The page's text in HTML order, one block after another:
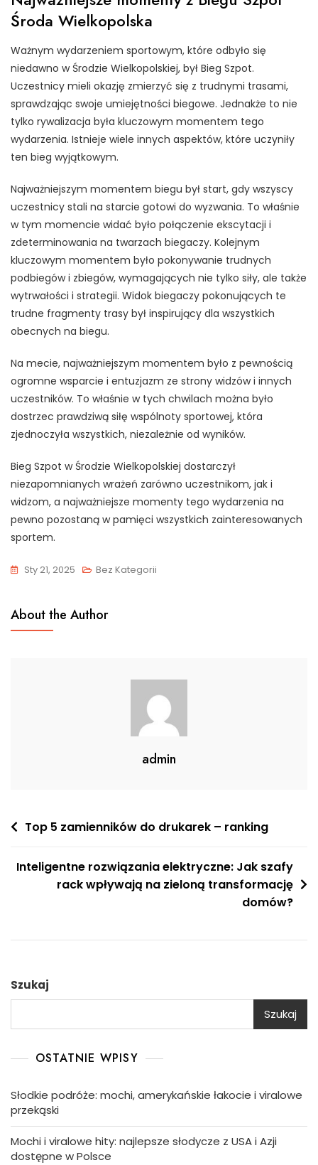
Środa Wielkopolska
Ważnym wydarzeniem sportowym, które odbyło się
niedawno w Środzie Wielkopolskiej, był Bieg Szpot.
Uczestnicy mieli okazję zmierzyć się z trudnymi trasami,
sprawdzając swoje umiejętności biegowe. Jednakże to nie
tylko rywalizacja była kluczowym momentem tego
wydarzenia. Istnieje wiele innych aspektów, które uczyniły
ten bieg wyjątkowym.
Najważniejszym momentem biegu był start, gdy wszyscy
uczestnicy stali na starcie gotowi do wyzwania. To właśnie
w tym momencie widać było połączenie ekscytacji i
zdeterminowania na twarzach biegaczy. Kolejnym
kluczowym momentem było pokonywanie trudnych
podbiegów i zbiegów, wymagających nie tylko siły, ale także
wytrwałości i strategii. Widok biegaczy pokonujących te
trudne fragmenty trasy był inspirujący dla wszystkich
obecnych na biegu.
Na mecie, najważniejszym momentem było z pewnością
ogromne wsparcie i entuzjazm ze strony widzów i innych
uczestników. To właśnie w tych chwilach można było
dostrzec prawdziwą siłę wspólnoty sportowej, która
zjednoczyła wszystkich, niezależnie od wyników.
Bieg Szpot w Środzie Wielkopolskiej dostarczył
niezapomnianych wrażeń zarówno uczestnikom, jak i
widzom, a najważniejsze momenty tego wydarzenia na
pewno pozostaną w pamięci wszystkich zainteresowanych
sportem.
Sty 21, 2025 Bez Kategorii
About the Author
admin
Nawigacja
Top 5 zamienników do drukarek – ranking
Inteligentne rozwiązania elektryczne: Jak szafy
rack wpływają na zieloną transformację
domów?
Szukaj
Szukaj
OSTATNIE WPISY
Słodkie podróże: mochi, amerykańskie łakocie i viralowe
przekąski
Mochi i viralowe hity: najlepsze słodycze z USA i Azji
dostępne w Polsce